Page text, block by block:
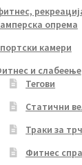
опрема
камери
и слабеење
Тегови
Статични
Траки за
Фитнес